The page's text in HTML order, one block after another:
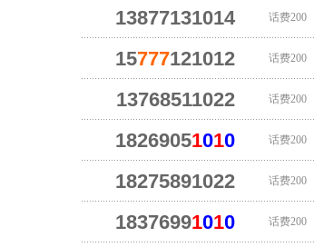
13877131014 话费200
15777121012 话费200
13768511022 话费200
18269051010 话费200
18275891022 话费200
18376991010 话费200